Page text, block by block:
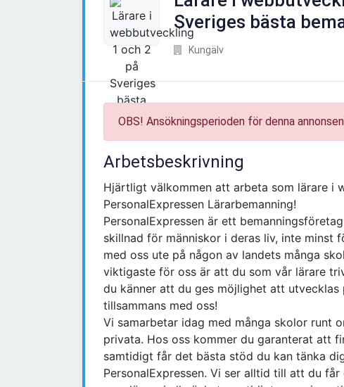
Sveriges bästa
Kungälv
OBS! Ansökningsperioden för denna
Arbetsbeskrivning
Hjärtligt välkommen att arbeta som lärare i
PersonalExpressen Lärarbemanning!
PersonalExpressen är ett
skillnad för människor i deras liv, inte minst
med oss ute på någon av landets många
viktigaste för oss är att du som vår lärare
du känner att du ges möjlighet att
tillsammans med oss!
Vi samarbetar idag med många skolor runt
privata. Hos oss kommer du garanterat att
samtidigt får det bästa stöd du kan tänka
PersonalExpressen. Vi ser alltid till att du